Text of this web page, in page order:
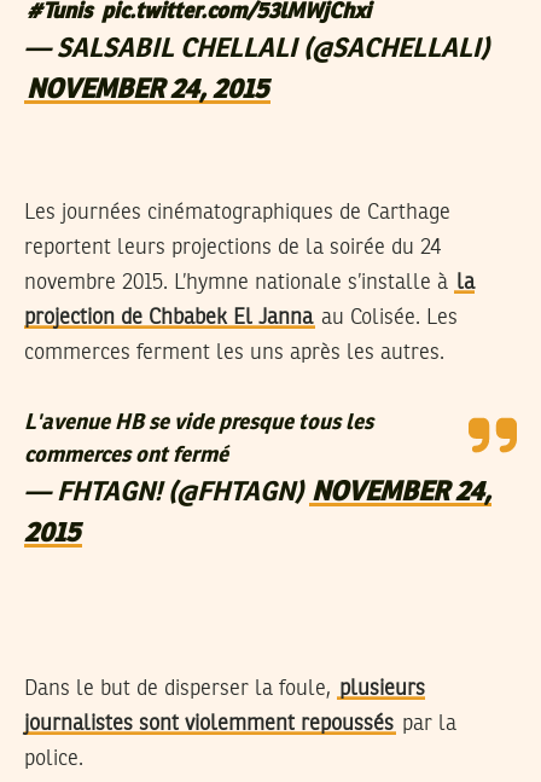
#Tunis pic.twitter.com/53lMWjChxi
— SALSABIL CHELLALI (@SACHELLALI)
NOVEMBER 24, 2015
Les journées cinématographiques de Carthage
reportent leurs projections de la soirée du 24
novembre 2015. L’hymne nationale s’installe à la
projection de Chbabek El Janna au Colisée. Les
commerces ferment les uns après les autres.
L'avenue HB se vide presque tous les
commerces ont fermé
— FHTAGN! (@FHTAGN) NOVEMBER 24,
2015
Dans le but de disperser la foule, plusieurs
journalistes sont violemment repoussés par la
police.